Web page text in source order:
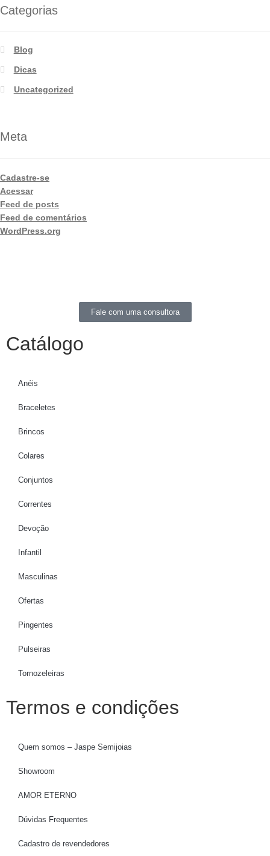
Categorias
Blog
Dicas
Uncategorized
Meta
Cadastre-se
Acessar
Feed de posts
Feed de comentários
WordPress.org
Fale com uma consultora
Catálogo
Anéis
Braceletes
Brincos
Colares
Conjuntos
Correntes
Devoção
Infantil
Masculinas
Ofertas
Pingentes
Pulseiras
Tornozeleiras
Termos e condições
Quem somos – Jaspe Semijoias
Showroom
AMOR ETERNO
Dúvidas Frequentes
Cadastro de revendedores